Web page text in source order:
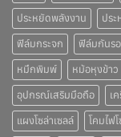
ประหยัดพลังงาน
ปร
ฟิล์มกระจก
ฟิล์มกันร
หมึกพิมพ์
หม้อหุงข้าว
อุปกรณ์เสริมมือถือ
เ
แผงโซล่าเซลล์
โคมไฟ